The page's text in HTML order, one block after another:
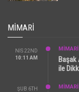
MIMARI
NIS 22ND
10:11 AM
MİMARİ
Başak
ile
ŞUB 6TH
MİMARİ